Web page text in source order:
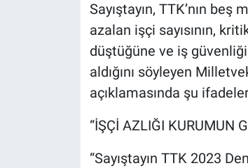
Sayıştayın, TTK’nın beş
azalan işçi sayısının,
düştüğüne ve iş
aldığını söyleyen
açıklamasında şu
“İŞÇİ AZLIĞI KURUMUN
“Sayıştayın TTK 2023